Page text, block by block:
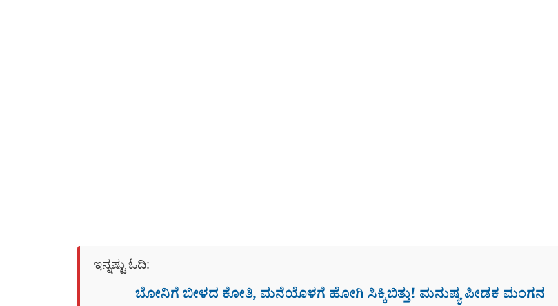
ಇನ್ನಷ್ಟು ಓದಿ:
ಬೋನಿಗೆ ಬೀಳದ ಕೋತಿ, ಮನೆಯೊಳಗೆ ಹೋಗಿ ಸಿಕ್ಕಿಬಿತ್ತು! ಮನುಷ್ಯ ಪೀಡಕ ಮಂಗನ